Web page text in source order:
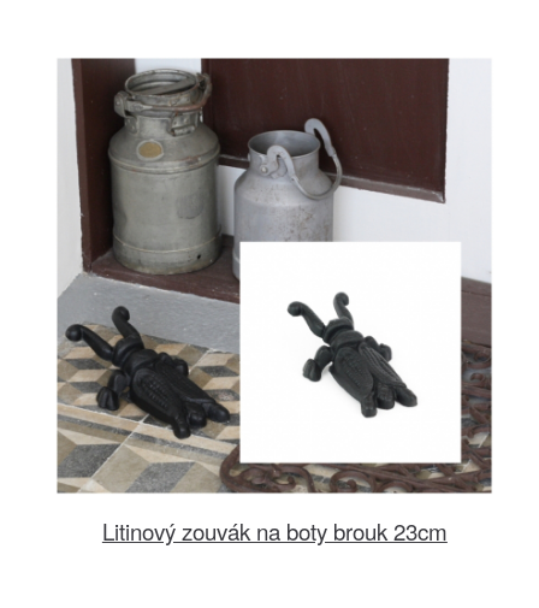
Litinový zouvák na boty brouk 23cm